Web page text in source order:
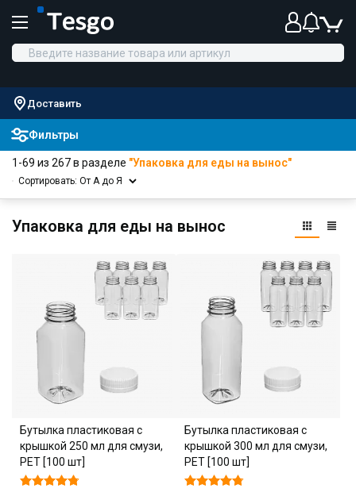
Доставить
Фильтры
1-69 из 267 в разделе "Упаковка для еды на вынос"
Сортировать: От А до Я
Упаковка для еды на вынос
Бутылка пластиковая с
крышкой 250 мл для смузи,
PET [100 шт]
Бутылка пластиковая с
крышкой 300 мл для смузи,
PET [100 шт]